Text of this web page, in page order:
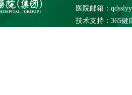
医院邮箱：
技术支持： 365健